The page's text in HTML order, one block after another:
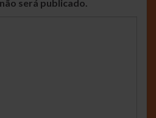
será publicado.